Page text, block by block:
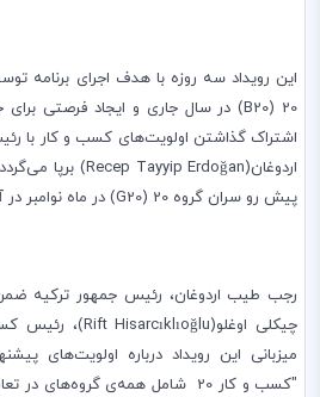
این رویداد سه روزه ‌با هدف اجرای برنامه
20
(B20)در سال جاری و ایجاد فرصتی
اشتراک‌ گذاشتن اولویت‌های کسب و کار با
اردوغان(
Recep Tayyip Erdoğan) برپا
پیش رو سران گروه 20 (
G20) در ماه نوامبر در
رجب طیب اردوغان، رئیس جمهور ترکیه
چیکلی اوغلو(
Rift Hisarcıklıoğlu
میزبانی این رویداد درباره اولویت‌های
"کسب و کار ‌20 ‌شامل همه‌ی گروه‌های در تعامل با‌